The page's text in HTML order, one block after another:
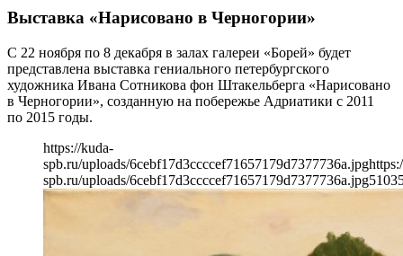
Выставка «Нарисовано в Черногории»
С 22 ноября по 8 декабря в залах галереи «Борей» будет
представлена выставка гениального петербургского
художника Ивана Сотникова фон Штакельберга «Нарисовано
в Черногории», созданную на побережье Адриатики с 2011
по 2015 годы.
https://kuda-
spb.ru/uploads/6cebf17d3ccccef71657179d7377736a.jpg
spb.ru/uploads/6cebf17d3ccccef71657179d7377736a.jpg510